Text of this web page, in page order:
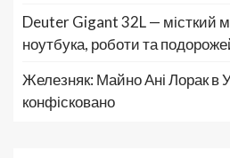
Deuter Gigant 32L — місткий
ноутбука, роботи та
Железняк: Майно Ані Лорак в
конфісковано